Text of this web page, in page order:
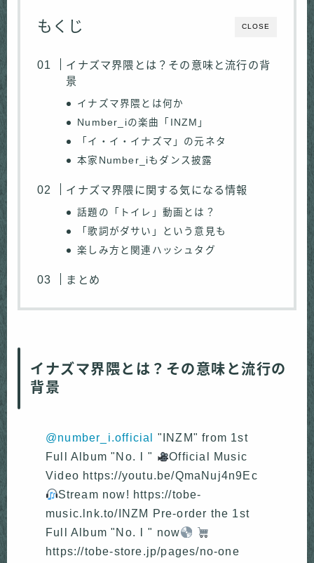
CLOSE
もくじ
イナズマ界隈とは？その意味と流行の背
景
イナズマ界隈とは何か
Number_iの楽曲「INZM」
「イ・イ・イナズマ」の元ネタ
本家Number_iもダンス披露
イナズマ界隈に関する気になる情報
話題の「トイレ」動画とは？
「歌詞がダサい」という意見も
楽しみ方と関連ハッシュタグ
まとめ
イナズマ界隈とは？その意味と流行の
背景
@number_i.official
"INZM" from 1st
Full Album "No.Ⅰ"
Official Music
Video https://youtu.be/QmaNuj4n9Ec
Stream now! https://tobe-
music.lnk.to/INZM Pre-order the 1st
Full Album "No.Ⅰ" now
https://tobe-store.jp/pages/no-one